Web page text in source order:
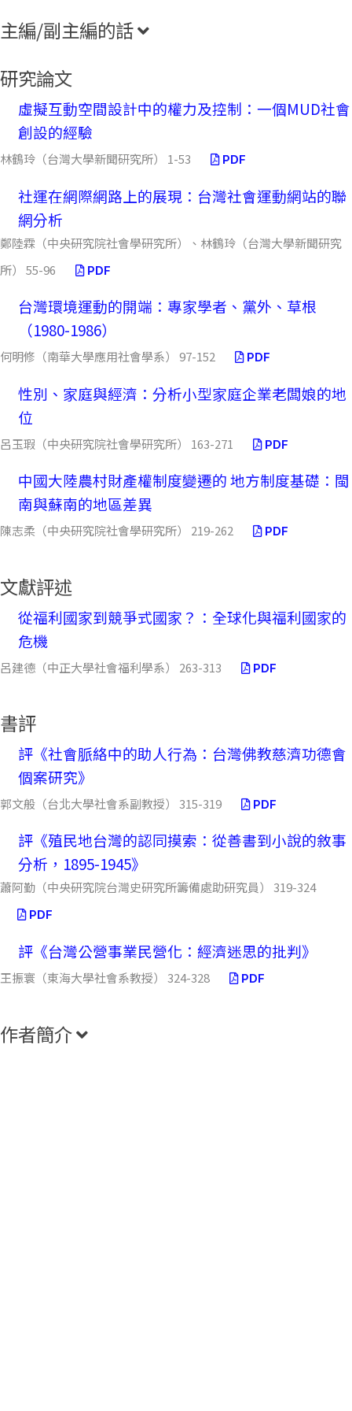
主編/副主編的話
研究論文
虛擬互動空間設計中的權力及控制：一個MUD社會
創設的經驗
林鶴玲（台灣大學新聞研究所） 1-53 PDF
社運在網際網路上的展現：台灣社會運動網站的聯
網分析
鄭陸霖（中央研究院社會學研究所）、林鶴玲（台灣大學新聞研究
所） 55-96
PDF
台灣環境運動的開端：專家學者、黨外、草根
（1980-1986）
何明修（南華大學應用社會學系） 97-152 PDF
性別、家庭與經濟：分析小型家庭企業老闆娘的地
位
呂玉瑕（中央研究院社會學研究所） 163-271 PDF
中國大陸農村財產權制度變遷的 地方制度基礎：閩
南與蘇南的地區差異
陳志柔（中央研究院社會學研究所） 219-262 PDF
文獻評述
從福利國家到競爭式國家？：全球化與福利國家的
危機
呂建德（中正大學社會福利學系） 263-313 PDF
書評
評《社會脈絡中的助人行為：台灣佛教慈濟功德會
個案研究》
郭文般（台北大學社會系副教授） 315-319 PDF
評《殖民地台灣的認同摸索：從善書到小說的敘事
分析，1895-1945》
蕭阿勤（中央研究院台灣史研究所籌備處助研究員） 319-324
PDF
評《台灣公營事業民營化：經濟迷思的批判》
王振寰（東海大學社會系教授） 324-328 PDF
作者簡介